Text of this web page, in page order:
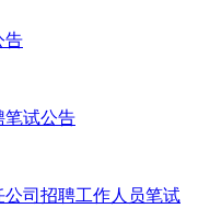
告
笔试公告
公司招聘工作人员笔试